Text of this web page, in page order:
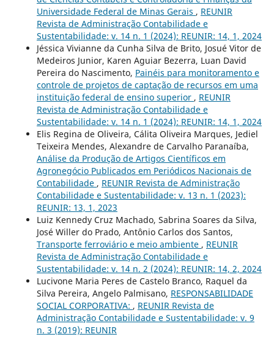
Universidade Federal de Minas Gerais , REUNIR
Revista de Administração Contabilidade e
Sustentabilidade: v. 14 n. 1 (2024): REUNIR: 14, 1, 2024
Jéssica Vivianne da Cunha Silva de Brito, Josué Vitor de
Medeiros Junior, Karen Aguiar Bezerra, Luan David
Pereira do Nascimento, Painéis para monitoramento e
controle de projetos de captação de recursos em uma
instituição federal de ensino superior , REUNIR
Revista de Administração Contabilidade e
Sustentabilidade: v. 14 n. 1 (2024): REUNIR: 14, 1, 2024
Elis Regina de Oliveira, Cálita Oliveira Marques, Jediel
Teixeira Mendes, Alexandre de Carvalho Paranaíba,
Análise da Produção de Artigos Científicos em
Agronegócio Publicados em Periódicos Nacionais de
Contabilidade , REUNIR Revista de Administração
Contabilidade e Sustentabilidade: v. 13 n. 1 (2023):
REUNIR: 13, 1, 2023
Luiz Kennedy Cruz Machado, Sabrina Soares da Silva,
José Willer do Prado, Antônio Carlos dos Santos,
Transporte ferroviário e meio ambiente , REUNIR
Revista de Administração Contabilidade e
Sustentabilidade: v. 14 n. 2 (2024): REUNIR: 14, 2, 2024
Lucivone Maria Peres de Castelo Branco, Raquel da
Silva Pereira, Angelo Palmisano, RESPONSABILIDADE
SOCIAL CORPORATIVA: , REUNIR Revista de
Administração Contabilidade e Sustentabilidade: v. 9
n. 3 (2019): REUNIR